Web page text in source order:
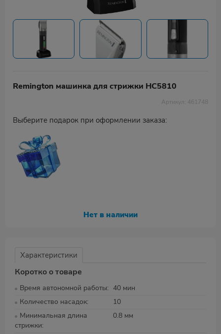
Remington машинка для стрижки HC5810
Артикул: 461748
Выберите подарок при оформлении заказа:
Нет в наличии
Характеристики
Коротко о товаре
Время автономной работы
40 мин
Количество насадок
10
Минимальная длина
стрижки
0.8 мм